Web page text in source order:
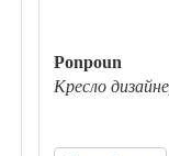
Ponpoun
Кресло